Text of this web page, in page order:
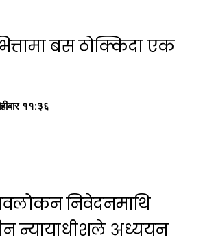
बस ठोक्किदा एक
११:३६
निवेदनमाथि
न्यायाधीशले अध्ययन